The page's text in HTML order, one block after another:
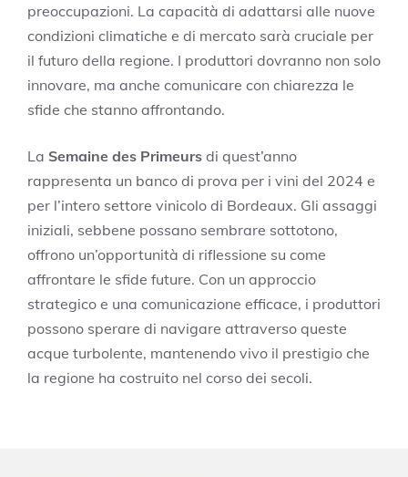
preoccupazioni. La capacità di adattarsi alle nuove
condizioni climatiche e di mercato sarà cruciale per
il futuro della regione. I produttori dovranno non solo
innovare, ma anche comunicare con chiarezza le
sfide che stanno affrontando.
La Semaine des Primeurs di quest’anno
rappresenta un banco di prova per i vini del 2024 e
per l’intero settore vinicolo di Bordeaux. Gli assaggi
iniziali, sebbene possano sembrare sottotono,
offrono un’opportunità di riflessione su come
affrontare le sfide future. Con un approccio
strategico e una comunicazione efficace, i produttori
possono sperare di navigare attraverso queste
acque turbolente, mantenendo vivo il prestigio che
la regione ha costruito nel corso dei secoli.